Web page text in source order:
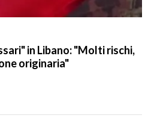
in Libano: "Molti rischi,
originaria"